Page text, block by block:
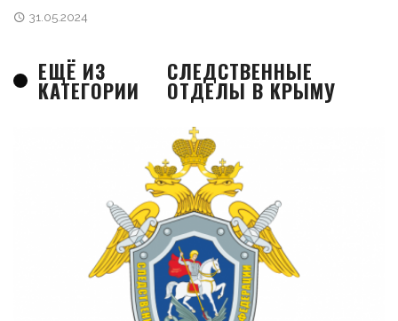
31.05.2024
ЕЩЁ ИЗ
КАТЕГОРИИ
СЛЕДСТВЕННЫЕ
ОТДЕЛЫ В КРЫМУ